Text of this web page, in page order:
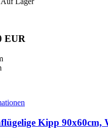
EUR
Kipp 90x60cm,